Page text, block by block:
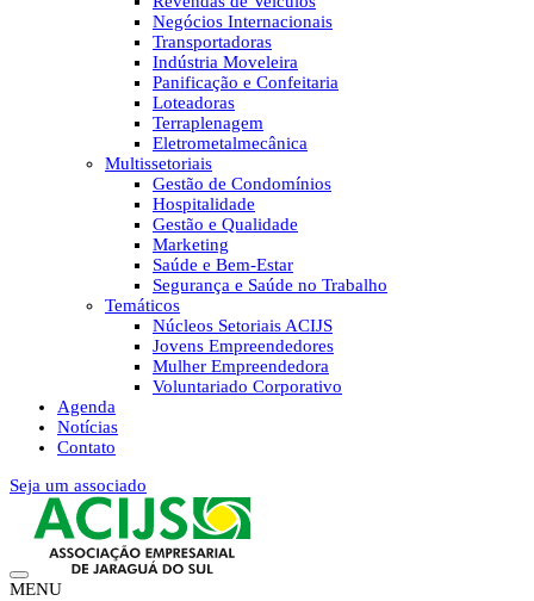
Negócios Internacionais
Transportadoras
Indústria Moveleira
Panificação e Confeitaria
Loteadoras
Terraplenagem
Eletrometalmecânica
Multissetoriais
Gestão de Condomínios
Hospitalidade
Gestão e Qualidade
Marketing
Saúde e Bem-Estar
Segurança e Saúde no Trabalho
Temáticos
Núcleos Setoriais ACIJS
Jovens Empreendedores
Mulher Empreendedora
Voluntariado Corporativo
Agenda
Notícias
Contato
Seja um associado
MENU